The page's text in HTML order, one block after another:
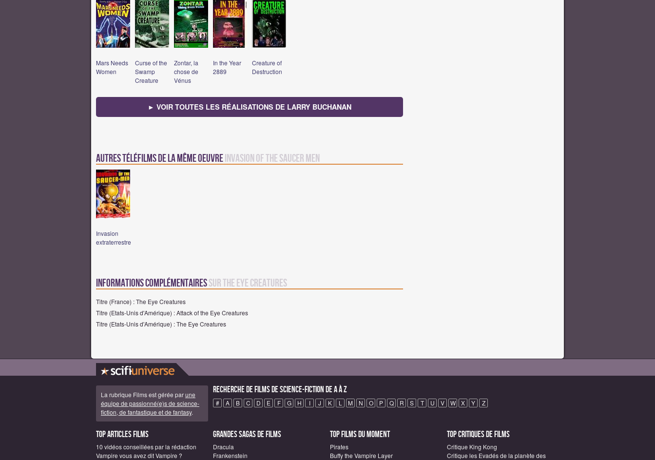
Mars Needs
Women
Curse of the
Swamp
Creature
Zontar, la
chose de
Vénus
In the Year
2889
Creature of
Destruction
► VOIR TOUTES LES RÉALISATIONS DE LARRY BUCHANAN
Autres téléfilms de la même oeuvre Invasion of the Saucer Men
Invasion
extraterrestre
Informations complémentairessur The Eye Creatures
Titre (France) : The Eye Creatures
Titre (Etats-Unis d'Amérique) : Attack of the Eye Creatures
Titre (Etats-Unis d'Amérique) : The Eye Creatures
La rubrique Films est gérée parune
équipe de passionné(e)s de science-
fiction, de fantastique et de fantasy.
Recherche de Films de science-fiction de A à Z
# A B C D E F G H I J K L M N O P Q R S T U V W X Y Z
Top articles Films
10 vidéos conseillées par la rédaction
Vampire vous avez dit Vampire ?
Grandes sagas de Films
Dracula
Frankenstein
Top Films du moment
Pirates
Buffy the Vampire Layer
Top critiques de Films
Critique King Kong
Critique les Evadés de la planète des